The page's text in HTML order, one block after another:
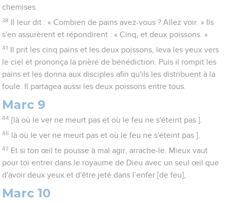
chemises.
38
Il leur dit : « Combien de pains avez-vous ? Allez voir. » Ils
s'en assurèrent et répondirent : « Cinq, et deux poissons. »
41
Il prit les cinq pains et les deux poissons, leva les yeux vers
le ciel et prononça la prière de bénédiction. Puis il rompit les
pains et les donna aux disciples afin qu'ils les distribuent à la
foule. Il partagea aussi les deux poissons entre tous.
Marc 9
44 [là où le ver ne meurt pas et où le feu ne s'éteint pas ].
46 là où le ver ne meurt pas et où le feu ne s'éteint pas ].
47 Et si ton œil te pousse à mal agir, arrache-le. Mieux vaut
pour toi entrer dans le royaume de Dieu avec un seul œil que
d'avoir deux yeux et d'être jeté dans l’enfer [de feu],
Marc 10